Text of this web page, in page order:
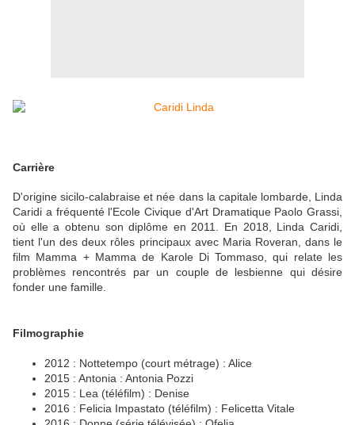
Carrière
D'origine sicilo-calabraise et née dans la capitale lombarde, Linda
Caridi a fréquenté l'Ecole Civique d'Art Dramatique Paolo Grassi,
où elle a obtenu son diplôme en 2011. En 2018, Linda Caridi,
tient l'un des deux rôles principaux avec Maria Roveran, dans le
film Mamma + Mamma de Karole Di Tommaso, qui relate les
problèmes rencontrés par un couple de lesbienne qui désire
fonder une famille.
Filmographie
2012 : Nottetempo (court métrage) : Alice
2015 : Antonia : Antonia Pozzi
2015 : Lea (téléfilm) : Denise
2016 : Felicia Impastato (téléfilm) : Felicetta Vitale